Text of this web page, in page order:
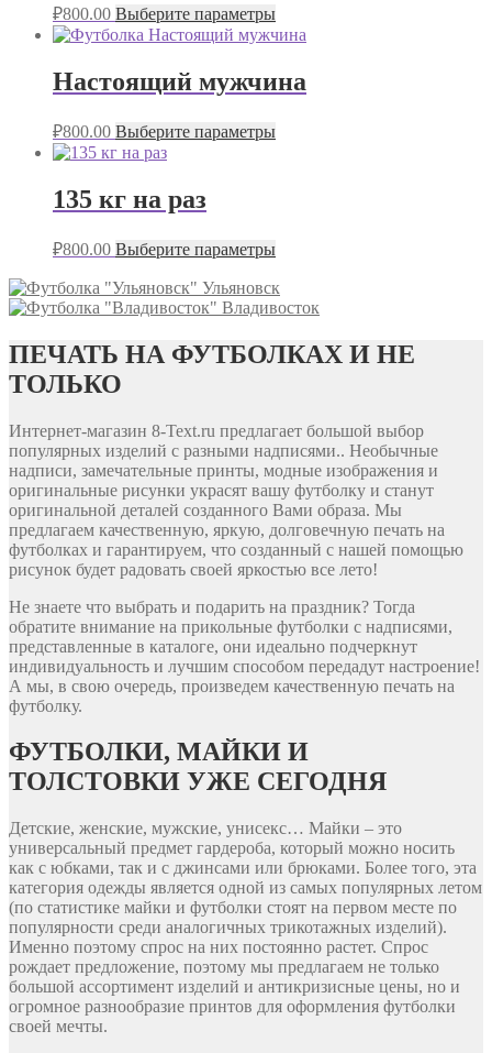
₽800.00 Выберите параметры
Настоящий мужчина
₽800.00 Выберите параметры
135 кг на раз
₽800.00 Выберите параметры
Ульяновск
Владивосток
ПЕЧАТЬ НА ФУТБОЛКАХ И НЕ
ТОЛЬКО
Интернет-магазин 8-Text.ru предлагает большой выбор
популярных изделий с разными надписями.. Необычные
надписи, замечательные принты, модные изображения и
оригинальные рисунки украсят вашу футболку и станут
оригинальной деталей созданного Вами образа. Мы
предлагаем качественную, яркую, долговечную печать на
футболках и гарантируем, что созданный с нашей помощью
рисунок будет радовать своей яркостью все лето!
Не знаете что выбрать и подарить на праздник? Тогда
обратите внимание на прикольные футболки с надписями,
представленные в каталоге, они идеально подчеркнут
индивидуальность и лучшим способом передадут настроение!
А мы, в свою очередь, произведем качественную печать на
футболку.
ФУТБОЛКИ, МАЙКИ И
ТОЛСТОВКИ УЖЕ СЕГОДНЯ
Детские, женские, мужские, унисекс… Майки – это
универсальный предмет гардероба, который можно носить
как с юбками, так и с джинсами или брюками. Более того, эта
категория одежды является одной из самых популярных летом
(по статистике майки и футболки стоят на первом месте по
популярности среди аналогичных трикотажных изделий).
Именно поэтому спрос на них постоянно растет. Спрос
рождает предложение, поэтому мы предлагаем не только
большой ассортимент изделий и антикризисные цены, но и
огромное разнообразие принтов для оформления футболки
своей мечты.